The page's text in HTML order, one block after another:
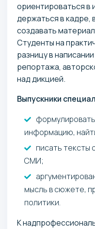
ориентироваться в
держаться в кадре,
создавать
Студенты на
разницу в
репортажа,
над дикцией.
Выпускники
информацию,
писать тексты
СМИ;
мысль в сюжете,
политики.
К